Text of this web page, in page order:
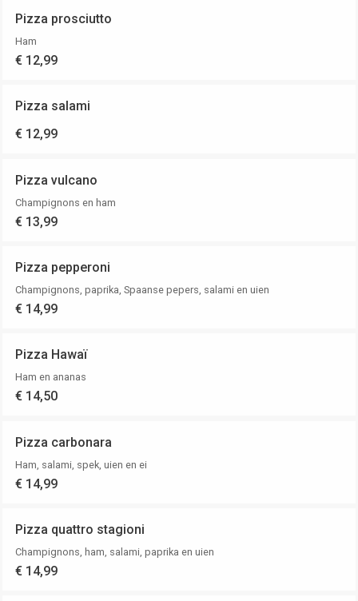
Pizza prosciutto
Ham
€ 12,99
Pizza salami
€ 12,99
Pizza vulcano
Champignons en ham
€ 13,99
Pizza pepperoni
Champignons, paprika, Spaanse pepers, salami en uien
€ 14,99
Pizza Hawaï
Ham en ananas
€ 14,50
Pizza carbonara
Ham, salami, spek, uien en ei
€ 14,99
Pizza quattro stagioni
Champignons, ham, salami, paprika en uien
€ 14,99